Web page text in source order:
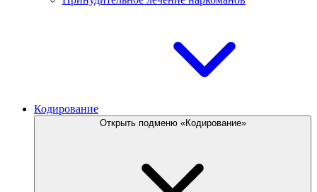
Кодирование
Открыть подменю «Кодирование»